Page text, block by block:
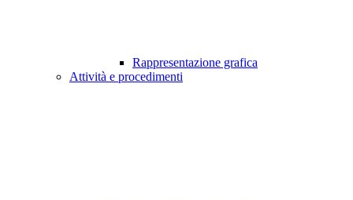
Rappresentazione grafica
Attività e procedimenti